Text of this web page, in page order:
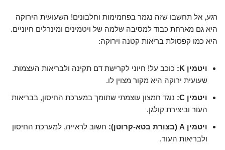
רגע, אל תחשבו שזה נגמר בפחמימות וחלבונים! השעועית הירוקה
היא גם מארחת כבוד למסיבה שלמה של ויטמינים ומינרלים חיוניים.
היא כמו קפסולת בריאות קטנה וירוקה:
ויטמין K:
כוכב על! חיוני לקרישת דם תקינה ולבריאות העצמות.
שעועית ירוקה היא מקור מצוין לו.
ויטמין C:
נוגד חמצון עוצמתי שתומך במערכת החיסון, בבריאות
העור וביצירת קולגן.
ויטמין A (בצורת בטא-קרוטן):
חשוב לראייה, למערכת החיסון
ולבריאות העור.